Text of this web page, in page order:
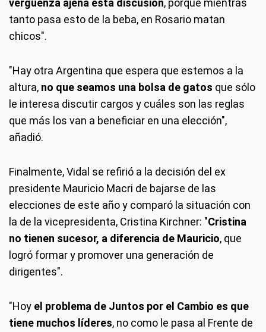
vergüenza ajena esta discusión, porque mientras
tanto pasa esto de la beba, en Rosario matan
chicos".
"Hay otra Argentina que espera que estemos a la
altura, no que seamos una bolsa de gatos que sólo
le interesa discutir cargos y cuáles son las reglas
que más los van a beneficiar en una elección",
añadió.
Finalmente, Vidal se refirió a la decisión del ex
presidente Mauricio Macri de bajarse de las
elecciones de este año y comparó la situación con
la de la vicepresidenta, Cristina Kirchner: "Cristina
no tienen sucesor, a diferencia de Mauricio, que
logró formar y promover una generación de
dirigentes".
"Hoy el problema de Juntos por el Cambio es que
tiene muchos líderes, no como le pasa al Frente de